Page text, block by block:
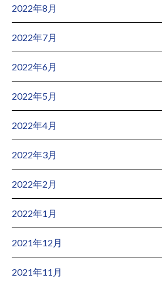
2022年8月
2022年7月
2022年6月
2022年5月
2022年4月
2022年3月
2022年2月
2022年1月
2021年12月
2021年11月